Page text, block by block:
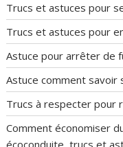
Trucs et astuces pour
Trucs et astuces pour
Astuce pour arrêter de
Astuce comment savoir
Trucs à respecter pour
Comment économiser